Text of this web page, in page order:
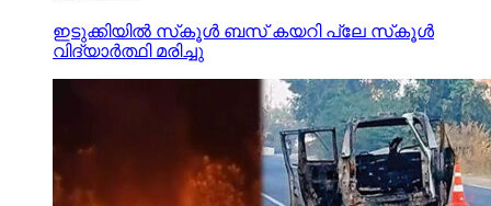
ഇടുക്കിയില്‍ സ്‌കൂള്‍ ബസ് കയറി പ്ലേ സ്‌കൂള്‍
വിദ്യാര്‍ത്ഥി മരിച്ചു